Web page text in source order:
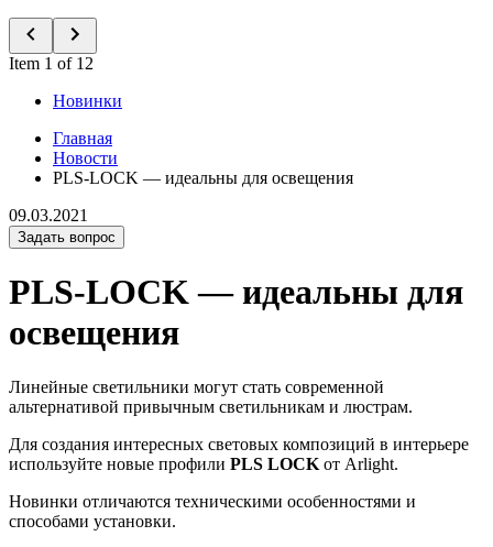
Item 1 of 12
Новинки
Главная
Новости
PLS-LOCK — идеальны для освещения
09.03.2021
Задать вопрос
PLS-LOCK — идеальны для
освещения
Линейные светильники могут стать современной
альтернативой привычным светильникам и люстрам.
Для создания интересных световых композиций в интерьере
используйте новые профили PLS LOCK от Arlight.
Новинки отличаются техническими особенностями и
способами установки.